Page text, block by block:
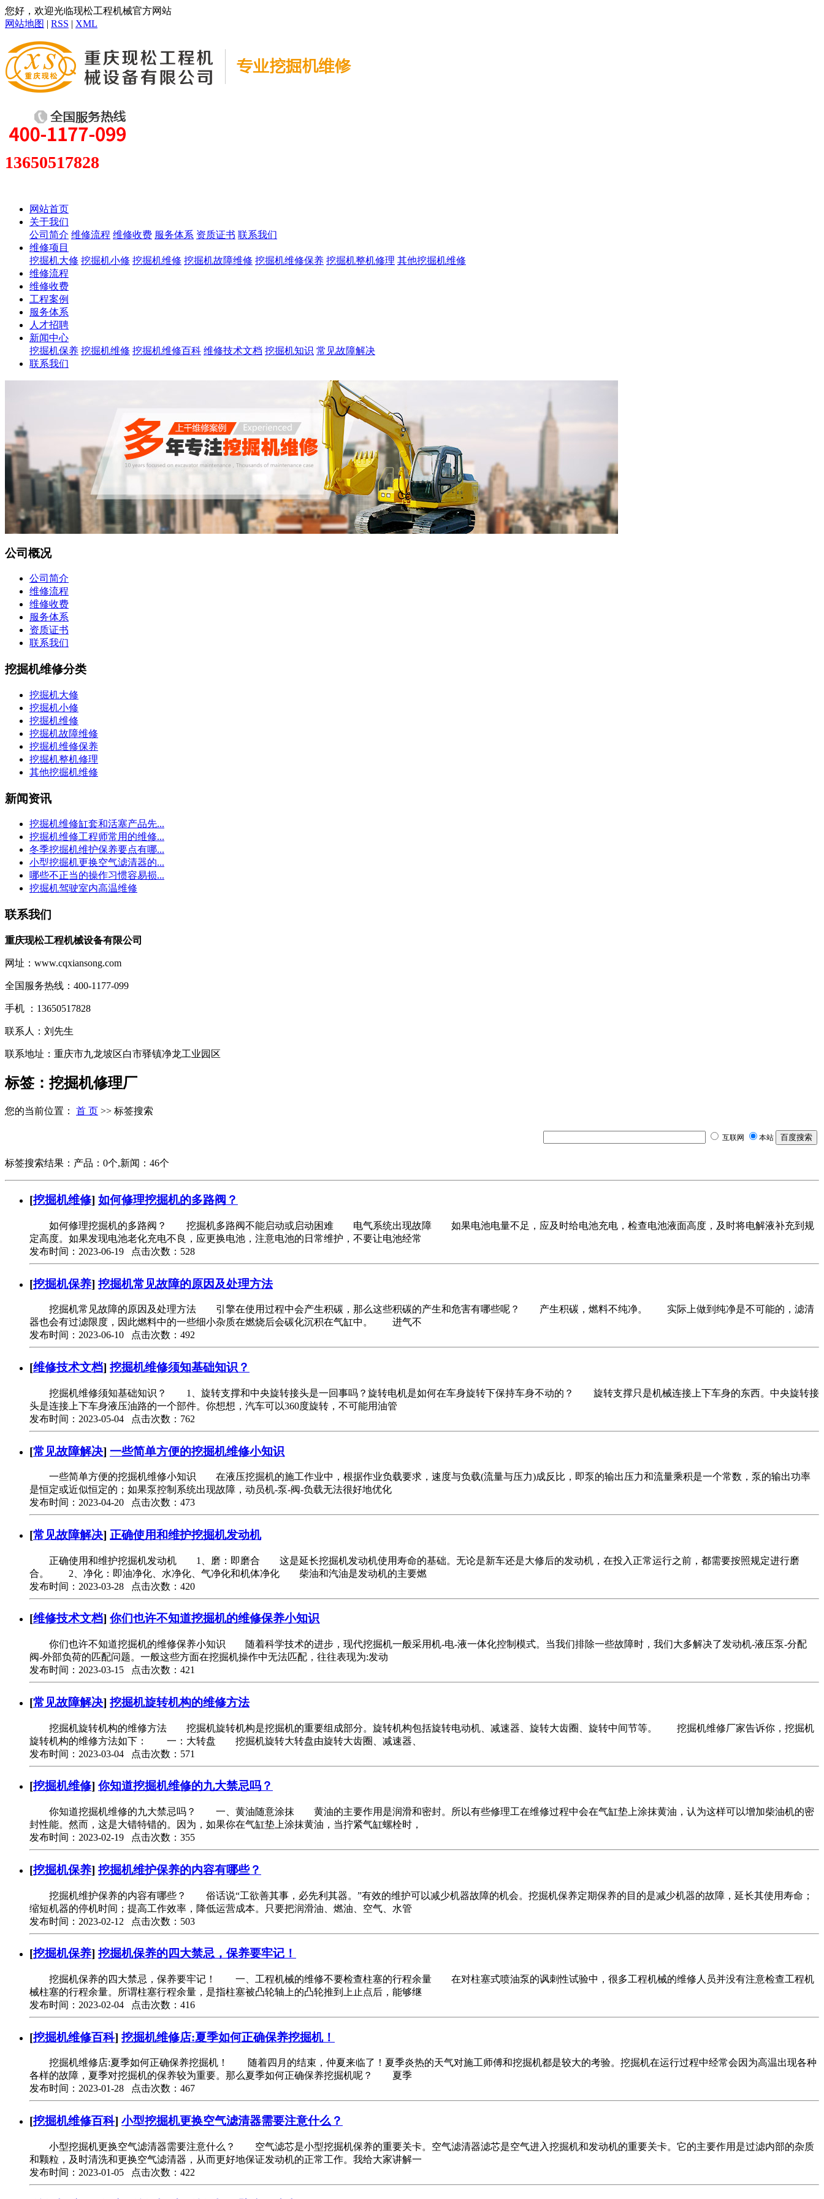
您好，欢迎光临现松工程机械官方网站
网站地图 | RSS | XML
13650517828
网站首页
关于我们
公司简介 维修流程 维修收费 服务体系 资质证书 联系我们
维修项目
挖掘机大修 挖掘机小修 挖掘机维修 挖掘机故障维修 挖掘机维修保养 挖掘机整机修理 其他挖掘机维修
维修流程
维修收费
工程案例
服务体系
人才招聘
新闻中心
挖掘机保养 挖掘机维修 挖掘机维修百科 维修技术文档 挖掘机知识 常见故障解决
联系我们
公司概况
公司简介
维修流程
维修收费
服务体系
资质证书
联系我们
挖掘机维修分类
挖掘机大修
挖掘机小修
挖掘机维修
挖掘机故障维修
挖掘机维修保养
挖掘机整机修理
其他挖掘机维修
新闻资讯
挖掘机维修缸套和活塞产品先...
挖掘机维修工程师常用的维修...
冬季挖掘机维护保养要点有哪...
小型挖掘机更换空气滤清器的...
哪些不正当的操作习惯容易损...
挖掘机驾驶室内高温维修
联系我们
重庆现松工程机械设备有限公司
网址：www.cqxiansong.com
全国服务热线： 400-1177-099
手机 ：13650517828
联系人：刘先生
联系地址：重庆市九龙坡区白市驿镇净龙工业园区
标签：挖掘机修理厂
您的当前位置： 首 页 >> 标签搜索
互联网 本站
标签搜索结果：产品：0个,新闻：46个
[挖掘机维修] 如何修理挖掘机的多路阀？
如何修理挖掘机的多路阀？ 挖掘机多路阀不能启动或启动困难 电气系统出现故障 如果电池电量不足，应及时给电池充电，检查电池液面高度，及时将电解液补充到规
定高度。如果发现电池老化充电不良，应更换电池，注意电池的日常维护，不要让电池经常
发布时间：2023-06-19 点击次数：528
[挖掘机保养] 挖掘机常见故障的原因及处理方法
挖掘机常见故障的原因及处理方法 引擎在使用过程中会产生积碳，那么这些积碳的产生和危害有哪些呢？ 产生积碳，燃料不纯净。 实际上做到纯净是不可能的，滤清
器也会有过滤限度，因此燃料中的一些细小杂质在燃烧后会碳化沉积在气缸中。 进气不
发布时间：2023-06-10 点击次数：492
[维修技术文档] 挖掘机维修须知基础知识？
挖掘机维修须知基础知识？ 1、旋转支撑和中央旋转接头是一回事吗？旋转电机是如何在车身旋转下保持车身不动的？ 旋转支撑只是机械连接上下车身的东西。中央旋转接
头是连接上下车身液压油路的一个部件。你想想，汽车可以360度旋转，不可能用油管
发布时间：2023-05-04 点击次数：762
[常见故障解决] 一些简单方便的挖掘机维修小知识
一些简单方便的挖掘机维修小知识 在液压挖掘机的施工作业中，根据作业负载要求，速度与负载(流量与压力)成反比，即泵的输出压力和流量乘积是一个常数，泵的输出功率
是恒定或近似恒定的；如果泵控制系统出现故障，动员机-泵-阀-负载无法很好地优化
发布时间：2023-04-20 点击次数：473
[常见故障解决] 正确使用和维护挖掘机发动机
正确使用和维护挖掘机发动机 1、磨：即磨合 这是延长挖掘机发动机使用寿命的基础。无论是新车还是大修后的发动机，在投入正常运行之前，都需要按照规定进行磨
合。 2、净化：即油净化、水净化、气净化和机体净化 柴油和汽油是发动机的主要燃
发布时间：2023-03-28 点击次数：420
[维修技术文档] 你们也许不知道挖掘机的维修保养小知识
你们也许不知道挖掘机的维修保养小知识 随着科学技术的进步，现代挖掘机一般采用机-电-液一体化控制模式。当我们排除一些故障时，我们大多解决了发动机-液压泵-分配
阀-外部负荷的匹配问题。一般这些方面在挖掘机操作中无法匹配，往往表现为:发动
发布时间：2023-03-15 点击次数：421
[常见故障解决] 挖掘机旋转机构的维修方法
挖掘机旋转机构的维修方法 挖掘机旋转机构是挖掘机的重要组成部分。旋转机构包括旋转电动机、减速器、旋转大齿圈、旋转中间节等。 挖掘机维修厂家告诉你，挖掘机
旋转机构的维修方法如下： 一：大转盘 挖掘机旋转大转盘由旋转大齿圈、减速器、
发布时间：2023-03-04 点击次数：571
[挖掘机维修] 你知道挖掘机维修的九大禁忌吗？
你知道挖掘机维修的九大禁忌吗？ 一、黄油随意涂抹 黄油的主要作用是润滑和密封。所以有些修理工在维修过程中会在气缸垫上涂抹黄油，认为这样可以增加柴油机的密
封性能。然而，这是大错特错的。因为，如果你在气缸垫上涂抹黄油，当拧紧气缸螺栓时，
发布时间：2023-02-19 点击次数：355
[挖掘机保养] 挖掘机维护保养的内容有哪些？
挖掘机维护保养的内容有哪些？ 俗话说“工欲善其事，必先利其器。”有效的维护可以减少机器故障的机会。挖掘机保养定期保养的目的是减少机器的故障，延长其使用寿命；
缩短机器的停机时间；提高工作效率，降低运营成本。只要把润滑油、燃油、空气、水管
发布时间：2023-02-12 点击次数：503
[挖掘机保养] 挖掘机保养的四大禁忌，保养要牢记！
挖掘机保养的四大禁忌，保养要牢记！ 一、工程机械的维修不要检查柱塞的行程余量 在对柱塞式喷油泵的讽刺性试验中，很多工程机械的维修人员并没有注意检查工程机
械柱塞的行程余量。所谓柱塞行程余量，是指柱塞被凸轮轴上的凸轮推到上止点后，能够继
发布时间：2023-02-04 点击次数：416
[挖掘机维修百科] 挖掘机维修店:夏季如何正确保养挖掘机！
挖掘机维修店:夏季如何正确保养挖掘机！ 随着四月的结束，仲夏来临了！夏季炎热的天气对施工师傅和挖掘机都是较大的考验。挖掘机在运行过程中经常会因为高温出现各种
各样的故障，夏季对挖掘机的保养较为重要。那么夏季如何正确保养挖掘机呢？ 夏季
发布时间：2023-01-28 点击次数：467
[挖掘机维修百科] 小型挖掘机更换空气滤清器需要注意什么？
小型挖掘机更换空气滤清器需要注意什么？ 空气滤芯是小型挖掘机保养的重要关卡。空气滤清器滤芯是空气进入挖掘机和发动机的重要关卡。它的主要作用是过滤内部的杂质
和颗粒，及时清洗和更换空气滤清器，从而更好地保证发动机的正常工作。我给大家讲解一
发布时间：2023-01-05 点击次数：422